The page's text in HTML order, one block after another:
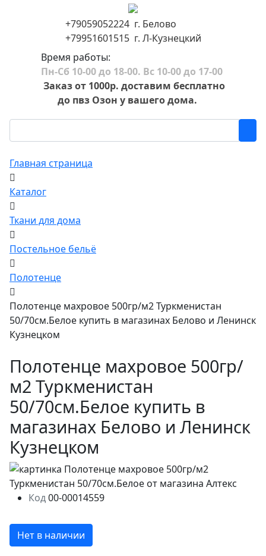
+79059052224 г. Белово
+79951601515 г. Л-Кузнецкий
Время работы:
Пн-Сб 10-00 до 18-00. Вс 10-00 до 17-00
Заказ от 1000р. доставим бесплатно
до пвз Озон у вашего дома.
Главная страница
Каталог
Ткани для дома
Постельное бельё
Полотенце
Полотенце махровое 500гр/м2 Туркменистан
50/70см.Белое купить в магазинах Белово и Ленинск
Кузнецком
Полотенце махровое 500гр/
м2 Туркменистан
50/70см.Белое купить в
магазинах Белово и Ленинск
Кузнецком
Код00-00014559
Нет в наличии